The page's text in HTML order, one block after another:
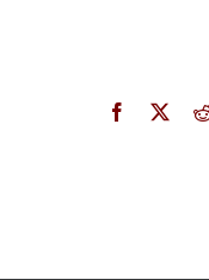
Facebook
X